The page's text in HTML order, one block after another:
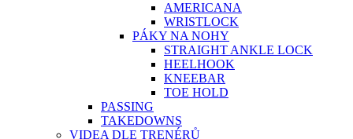
AMERICANA
WRISTLOCK
PÁKY NA NOHY
STRAIGHT ANKLE LOCK
HEELHOOK
KNEEBAR
TOE HOLD
PASSING
TAKEDOWNS
VIDEA DLE TRENÉRŮ